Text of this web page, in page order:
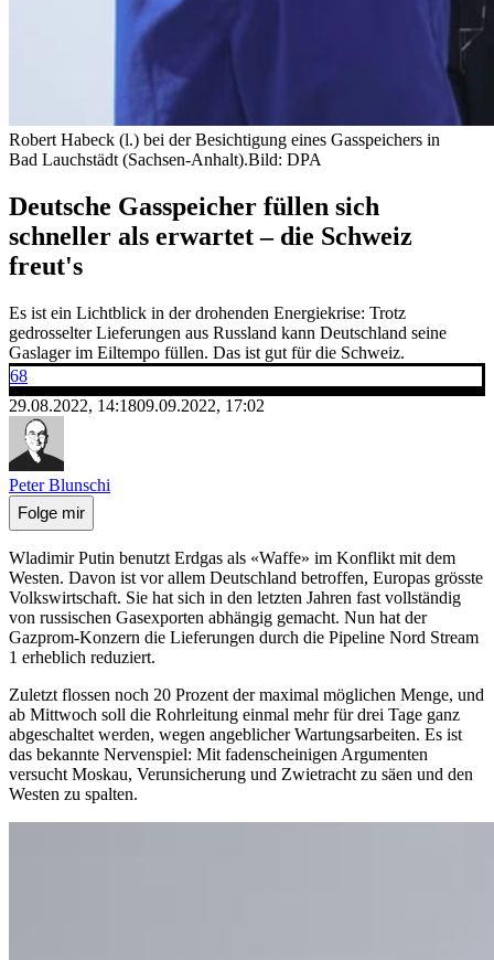
Robert Habeck (l.) bei der Besichtigung eines Gasspeichers in
Bad Lauchstädt (Sachsen-Anhalt).Bild: DPA
Deutsche Gasspeicher füllen sich
schneller als erwartet – die Schweiz
freut's
Es ist ein Lichtblick in der drohenden Energiekrise: Trotz
gedrosselter Lieferungen aus Russland kann Deutschland seine
Gaslager im Eiltempo füllen. Das ist gut für die Schweiz.
68
29.08.2022, 14:1809.09.2022, 17:02
Peter Blunschi
Folge mir
Wladimir Putin benutzt Erdgas als «Waffe» im Konflikt mit dem
Westen. Davon ist vor allem Deutschland betroffen, Europas grösste
Volkswirtschaft. Sie hat sich in den letzten Jahren fast vollständig
von russischen Gasexporten abhängig gemacht. Nun hat der
Gazprom-Konzern die Lieferungen durch die Pipeline Nord Stream
1 erheblich reduziert.
Zuletzt flossen noch 20 Prozent der maximal möglichen Menge, und
ab Mittwoch soll die Rohrleitung einmal mehr für drei Tage ganz
abgeschaltet werden, wegen angeblicher Wartungsarbeiten. Es ist
das bekannte Nervenspiel: Mit fadenscheinigen Argumenten
versucht Moskau, Verunsicherung und Zwietracht zu säen und den
Westen zu spalten.